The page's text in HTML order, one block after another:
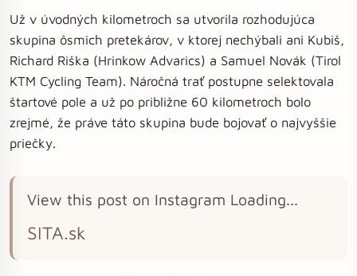
Už v úvodných kilometroch sa utvorila rozhodujúca
skupina ôsmich pretekárov, v ktorej nechýbali ani Kubiš,
Richard Riška (Hrinkow Advarics) a Samuel Novák (Tirol
KTM Cycling Team). Náročná trať postupne selektovala
štartové pole a už po približne 60 kilometroch bolo
zrejmé, že práve táto skupina bude bojovať o najvyššie
priečky.
View this post on Instagram Loading...
SITA.sk